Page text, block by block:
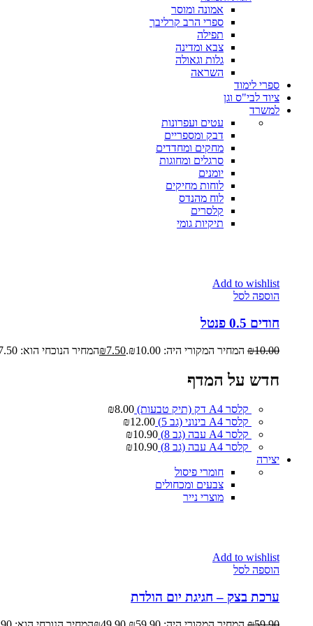
אמונה ומוסר
ספרי הרב קרליבך
תפילה
צבא ומדינה
גלות וגאולה
השראה
ספרי לימוד
ציוד לבי"ס וגן
למשרד
עטים ועפרונות
דבק ומספריים
מחקים ומחדדים
סרגלים ומחוגות
יומנים
לוחות מחיקים
לוח מהנדס
קלסרים
תיקיות גומי
Add to wishlist
הוספה לסל
חודים 0.5 פנטל
₪10.00 המחיר המקורי היה: ₪10.00. ₪7.50 המחיר הנוכחי הוא: ₪7.50.
חדש על המדף
קלסר A4 דק (תיק טבעות) ₪8.00
קלסר A4 בינוני (גב 5)
₪12.00
קלסר A4 עבה (גב 8)
₪10.90
קלסר A4 עבה (גב 8)
₪10.90
יצירה
חומרי פיסול
צבעים ומכחולים
מוצרי נייר
Add to wishlist
הוספה לסל
ערכת בצק – חגיגת יום הולדת